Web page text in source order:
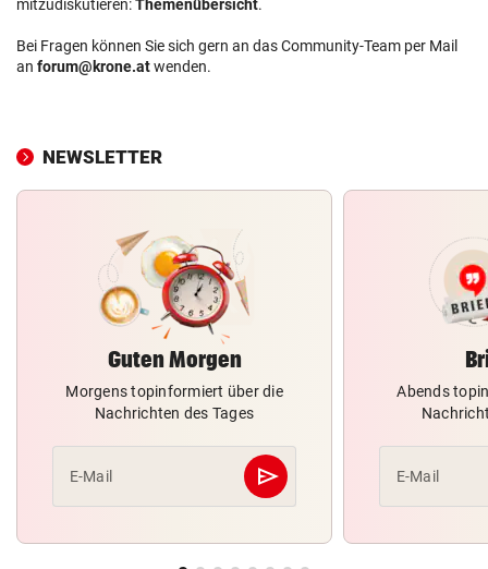
mitzudiskutieren:Themenübersicht.
Bei Fragen können Sie sich gern an das Community-Team per Mail
an forum@krone.atwenden.
NEWSLETTER
Guten Morgen
Morgens topinformiert über die
Nachrichten des Tages
E-Mail send
Abschicken
Abends
E-Mail